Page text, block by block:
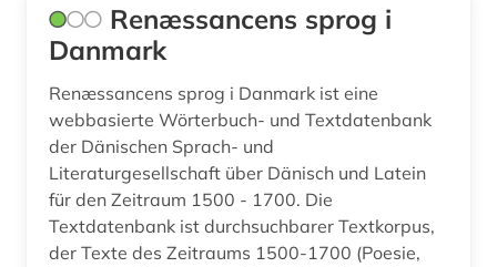
verzeichnis (2)
werkverzeichnis (1)
wörterbuch (1)
zeichnung (1)
ästhetik (1)
Renæssancens sprog i
Danmark
Renæssancens sprog i Danmark ist eine
webbasierte Wörterbuch- und Textdatenbank
der Dänischen Sprach- und
Literaturgesellschaft über Dänisch und Latein
für den Zeitraum 1500 - 1700. Die
Textdatenbank ist durchsuchbarer Textkorpus,
der Texte des Zeitraums 1500-1700 (Poesie,